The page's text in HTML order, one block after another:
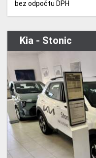
bez odpočtu DPH
Kia - Stonic